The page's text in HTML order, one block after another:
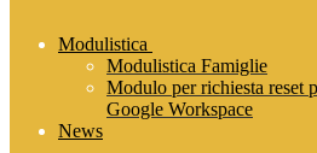
Modulistica
Modulistica Famiglie
Modulo per richiesta reset
Google Workspace
News